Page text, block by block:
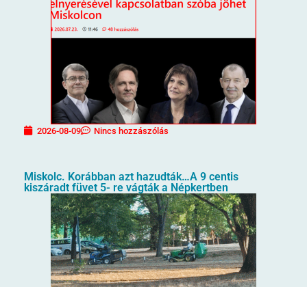
2026-08-09 Nincs hozzászólás
Miskolc. Korábban azt hazudták…A 9 centis
kiszáradt füvet 5- re vágták a Népkertben